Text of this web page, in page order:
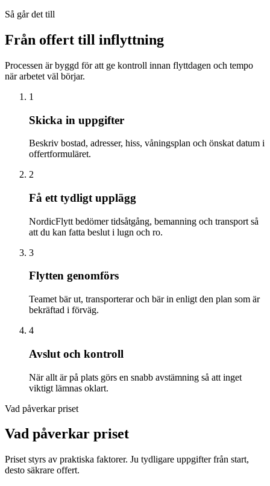
Så går det till
Från offert till inflyttning
Processen är byggd för att ge kontroll innan flyttdagen och tempo
när arbetet väl börjar.
1
Skicka in uppgifter
Beskriv bostad, adresser, hiss, våningsplan och önskat datum i
offertformuläret.
2
Få ett tydligt upplägg
NordicFlytt bedömer tidsåtgång, bemanning och transport så
att du kan fatta beslut i lugn och ro.
3
Flytten genomförs
Teamet bär ut, transporterar och bär in enligt den plan som är
bekräftad i förväg.
4
Avslut och kontroll
När allt är på plats görs en snabb avstämning så att inget
viktigt lämnas oklart.
Vad påverkar priset
Vad påverkar priset
Priset styrs av praktiska faktorer. Ju tydligare uppgifter från start,
desto säkrare offert.